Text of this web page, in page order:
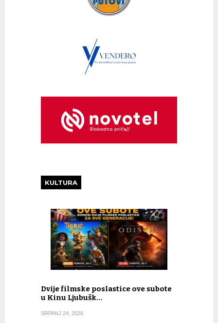
KULTURA
Dvije filmske poslastice ove subote
u Kinu Ljubušk…
SRPANJ 24, 2026